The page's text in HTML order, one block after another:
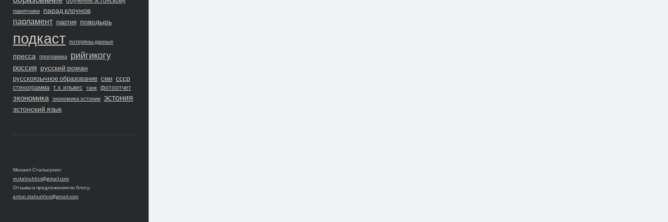
памятники парад клоунов
парламент партия поводырь
подкаст потеряны данные
пресса программа рийгикогу
россия русский роман
русскоязычное образование сми ссср
стенограмма т.х. ильвес танк фотоотчет
экономика экономика эстонии эстония
эстонский язык
Михаил Стальнухин:
mstalnuhhin@gmail.com
Отзывы и предложения по блогу:
anton.stalnuhhin@gmail.com